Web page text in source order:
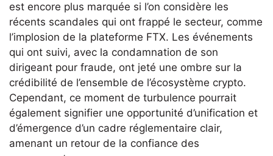
est encore plus marquée si l’on considère les
récents scandales qui ont frappé le secteur, comme
l’implosion de la plateforme FTX. Les événements
qui ont suivi, avec la condamnation de son
dirigeant pour fraude, ont jeté une ombre sur la
crédibilité de l’ensemble de l’écosystème crypto.
Cependant, ce moment de turbulence pourrait
également signifier une opportunité d’unification et
d’émergence d’un cadre réglementaire clair,
amenant un retour de la confiance des